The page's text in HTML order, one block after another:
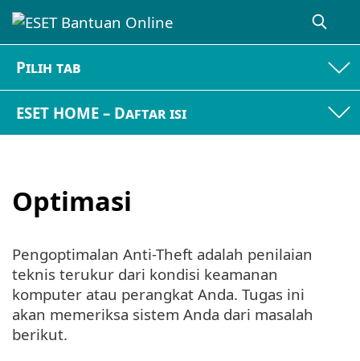
Pilih tab
ESET HOME – Daftar isi
Optimasi
Pengoptimalan Anti-Theft adalah penilaian
teknis terukur dari kondisi keamanan
komputer atau perangkat Anda. Tugas ini
akan memeriksa sistem Anda dari masalah
berikut.